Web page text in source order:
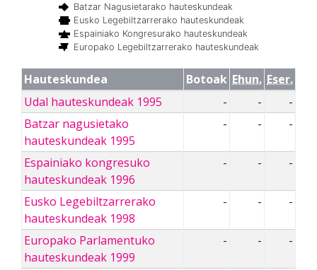
Batzar Nagusietarako hauteskundeak
Eusko Legebiltzarrerako hauteskundeak
Espainiako Kongresurako hauteskundeak
Europako Legebiltzarrerako hauteskundeak
Hauteskundea Botoak Ehun. Eser.
Udal hauteskundeak 1995
- -
-
Batzar nagusietako
hauteskundeak 1995
- - -
Espainiako kongresuko
hauteskundeak 1996
- - -
Eusko Legebiltzarrerako
hauteskundeak 1998
- - -
Europako Parlamentuko
hauteskundeak 1999
- - -